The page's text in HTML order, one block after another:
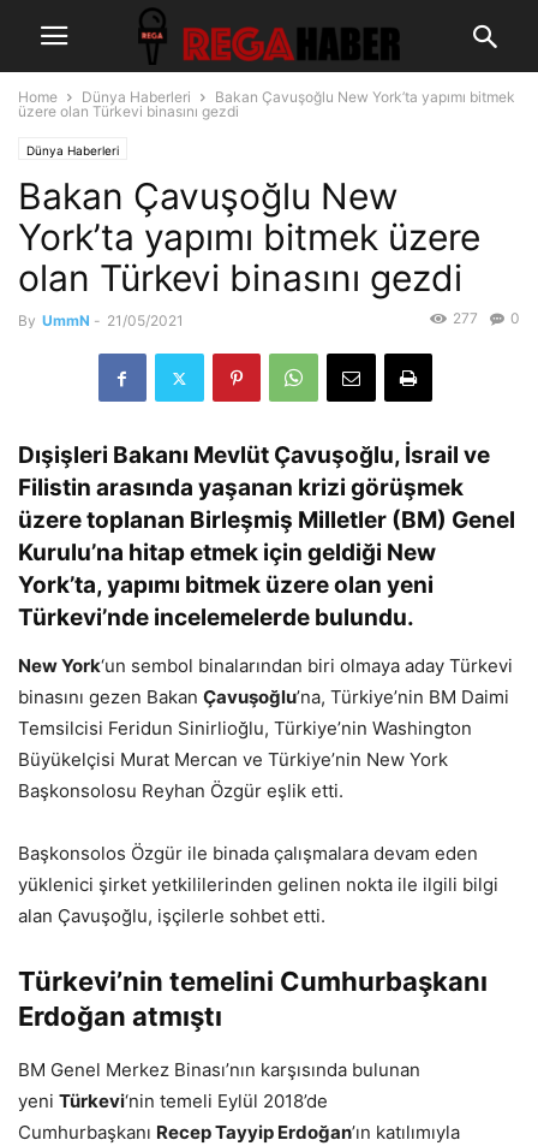
Home Dünya Haberleri
Bakan Çavuşoğlu New York’ta yapımı bitmek
üzere olan Türkevi binasını gezdi
Dünya Haberleri
Bakan Çavuşoğlu New
York’ta yapımı bitmek üzere
olan Türkevi binasını gezdi
By UmmN - 21/05/2021 0
277
Dışişleri Bakanı Mevlüt Çavuşoğlu, İsrail ve
Filistin arasında yaşanan krizi görüşmek
üzere toplanan Birleşmiş Milletler (BM) Genel
Kurulu’na hitap etmek için geldiği New
York’ta, yapımı bitmek üzere olan yeni
Türkevi’nde incelemelerde bulundu.
New York‘un sembol binalarından biri olmaya aday Türkevi
binasını gezen Bakan Çavuşoğlu’na, Türkiye’nin BM Daimi
Temsilcisi Feridun Sinirlioğlu, Türkiye’nin Washington
Büyükelçisi Murat Mercan ve Türkiye’nin New York
Başkonsolosu Reyhan Özgür eşlik etti.
Başkonsolos Özgür ile binada çalışmalara devam eden
yüklenici şirket yetkililerinden gelinen nokta ile ilgili bilgi
alan Çavuşoğlu, işçilerle sohbet etti.
Türkevi’nin temelini Cumhurbaşkanı
Erdoğan atmıştı
BM Genel Merkez Binası’nın karşısında bulunan
yeni Türkevi‘nin temeli Eylül 2018’de
Cumhurbaşkanı Recep Tayyip Erdoğan’ın katılımıyla